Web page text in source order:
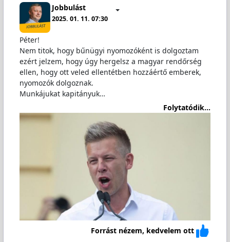
Jobbulást
2025. 01. 11. 07:30
Péter!
Nem titok, hogy bűnügyi nyomozóként is dolgoztam
ezért jelzem, hogy úgy hergelsz a magyar rendőrség
ellen, hogy ott veled ellentétben hozzáértő emberek,
nyomozók dolgoznak.
Munkájukat kapitányuk…
Folytatódik...
Forrást nézem, kedvelem ott